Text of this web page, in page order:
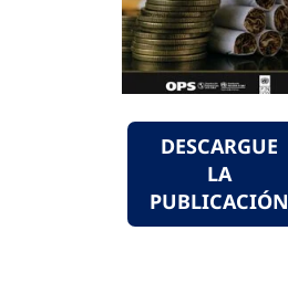
DESCARGUE
LA
PUBLICACIÓN